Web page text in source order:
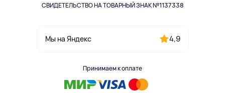
СВИДЕТЕЛЬСТВО НА ТОВАРНЫЙ ЗНАК №1137338
Мы на Яндекс 4,9
Принимаем к оплате